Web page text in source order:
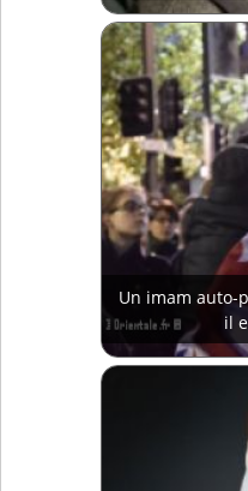
Un imam auto-
il